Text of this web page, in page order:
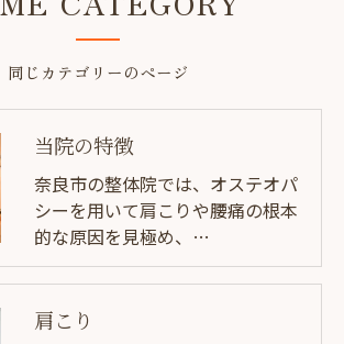
同じカテゴリーのページ
当院の特徴
奈良市の整体院では、オステオパ
シーを用いて肩こりや腰痛の根本
的な原因を見極め、…
肩こり